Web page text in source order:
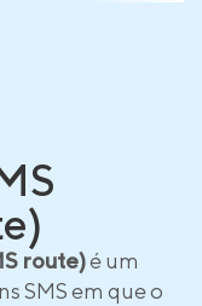
route)é um
SMS em que o